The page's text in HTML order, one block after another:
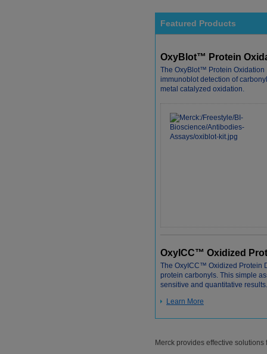
Featured Products
OxyBlot™ Protein
The OxyBlot™ Protein Oxidation
immunoblot detection of
metal catalyzed oxidation.
OxyICC™ Oxidized
The OxyICC™ Oxidized Protein
protein carbonyls. This simple
sensitive and quantitative results.
Learn More
Merck provides effective